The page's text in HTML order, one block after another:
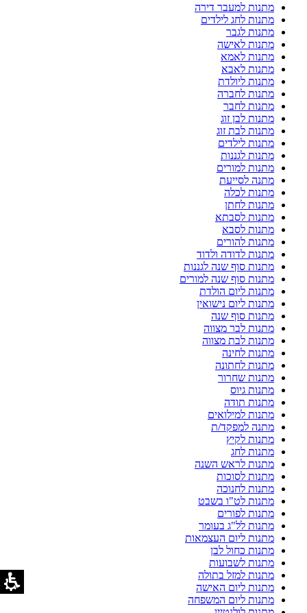
מתנות למעבר דירה
מתנות לחג לילדים
מתנות לגבר
מתנות לאישה
מתנות לאמא
מתנות לאבא
מתנות ליולדת
מתנות לחברה
מתנות לחבר
מתנות לבן זוג
מתנות לבת זוג
מתנות לילדים
מתנות לגננות
מתנות למורים
מתנה לסייעת
מתנות לכלה
מתנות לחתן
מתנות לסבתא
מתנות לסבא
מתנות להורים
מתנות לדודה ולדוד
מתנות סוף שנה לגננות
מתנות סוף שנה למורים
מתנות ליום הולדת
מתנות ליום נישואין
מתנות סוף שנה
מתנות לבר מצווה
מתנות לבת מצווה
מתנות לחינה
מתנות לחתונה
מתנות שחרור
מתנות גיוס
מתנות תודה
מתנות למילואים
מתנה למפקד/ת
מתנות לקיץ
מתנות לחג
מתנות לראש השנה
מתנות לסוכות
מתנות לחנוכה
מתנות לט"ו בשבט
מתנות לפורים
מתנות לל"ג בעומר
מתנות ליום העצמאות
מתנות כחול לבן
מתנות לשבועות
מתנות למזל בתולה
מתנות ליום האישה
מתנות ליום המשפחה